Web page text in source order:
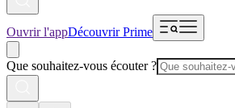
Ouvrir l'appDécouvrir Prime
Que souhaitez-vous écouter ?